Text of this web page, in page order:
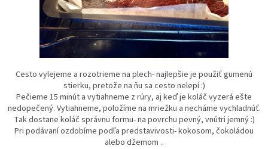
Cesto vylejeme a rozotrieme na plech- najlepšie je použiť gumenú
stierku, pretože na ňu sa cesto nelepí :)
Pečieme 15 minút a vytiahneme z rúry, aj keď je koláč vyzerá ešte
nedopečený. Vytiahneme, položíme na mriežku a necháme vychladnúť.
Tak dostane koláč správnu formu- na povrchu pevný, vnútri jemný :)
Pri podávaní ozdobíme podľa predstavivosti- kokosom, čokoládou
alebo džemom ..